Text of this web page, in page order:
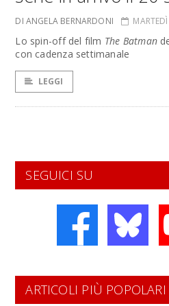
DI ANGELA BERNARDONI
Lo spin-off del film The Batman
con cadenza settimanale
LEGGI
SEGUICI SU
ARTICOLI PIÙ POPOLARI